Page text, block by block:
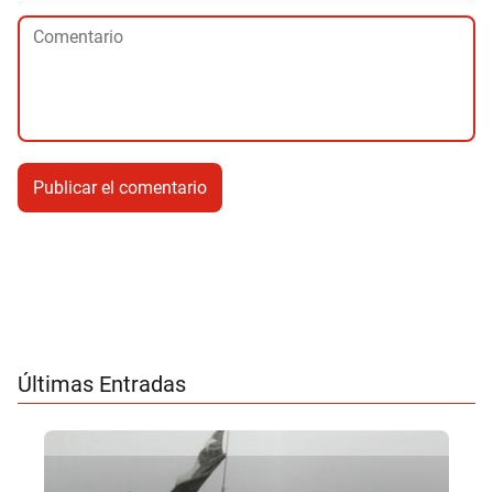
Últimas Entradas